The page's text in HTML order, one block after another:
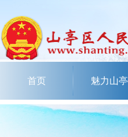
首页 魅力山亭